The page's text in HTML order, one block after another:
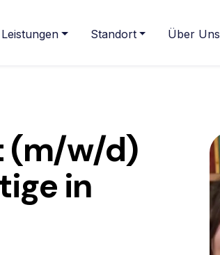
Leistungen Standort Über Uns
(m/w/d)
in